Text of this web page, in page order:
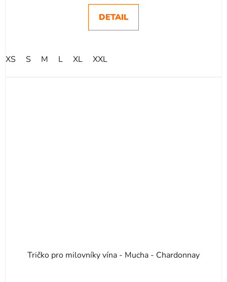
DETAIL
XS S M L XL XXL
Tričko pro milovníky vína - Mucha - Chardonnay